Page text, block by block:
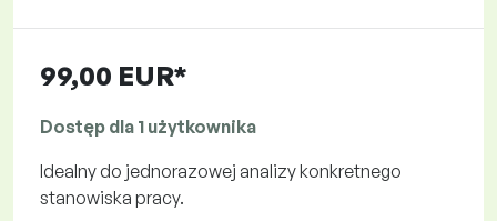
99,00 EUR*
Dostęp dla 1 użytkownika
Idealny do jednorazowej analizy konkretnego
stanowiska pracy.